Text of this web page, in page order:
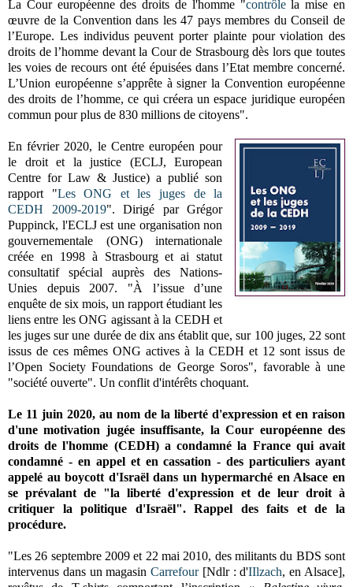
La Cour européenne des droits de l'homme "contrôlela mise en
œuvre de la Convention dans les 47 pays membres du Conseil de
l’Europe. Les individus peuvent porter plainte pour violation des
droits de l’homme devant la Cour de Strasbourg dès lors que toutes
les voies de recours ont été épuisées dans l’Etat membre concerné.
L’Union européenne s’apprête à signer la Convention européenne
des droits de l’homme, ce qui créera un espace juridique européen
commun pour plus de 830 millions de citoyens".
En février 2020, le Centre européen pour
le droit et la justice (ECLJ, European
Centre for Law & Justice) a publié son
rapport "Les ONG et les juges de la
CEDH 2009-2019". Dirigé parGrégor
Puppinck, l'ECLJest une organisation non
gouvernementale (ONG) internationale
créée en 1998 à Strasbourg et ai statut
consultatif spécial auprès des Nations-
Unies depuis 2007. "À l’issue d’une
enquête de six mois, un rapport étudiant les
liens entre les ONG agissant à la CEDH et
les juges sur une durée de dix ans établit que, sur 100 juges, 22 sont
issus de ces mêmes ONG actives à la CEDH et 12 sont issus de
l’Open Society Foundations de George Soros", favorable à une
"société ouverte". Un conflit d'intérêts choquant.
Le 11 juin 2020, au nom de la liberté d'expression et en raison
d'une motivation jugée insuffisante, la Cour européenne des
droits de l'homme (CEDH) a condamné la France qui avait
condamné - en appel et en cassation - des particuliers ayant
appelé au boycott d'Israël dans unhypermarché en Alsace en
se prévalant de "la liberté d'expression et de leur droit à
critiquer la politique d'Israël". Rappel des faits et de la
procédure.
"Les 26 septembre 2009 et 22 mai 2010, des militants du BDS sont
intervenus dans un magasinCarrefour[Ndlr : d'IIlzach, en Alsace],